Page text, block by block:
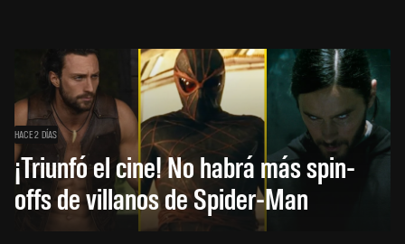
HACE 2 DÍAS
¡Triunfó el cine! No habrá más spin-
offs de villanos de Spider-Man